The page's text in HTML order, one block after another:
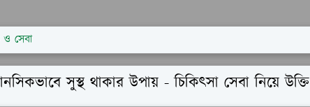
ও সেবা
সুস্থ থাকার উপায় - চিকিৎসা সেবা নিয়ে উক্তি